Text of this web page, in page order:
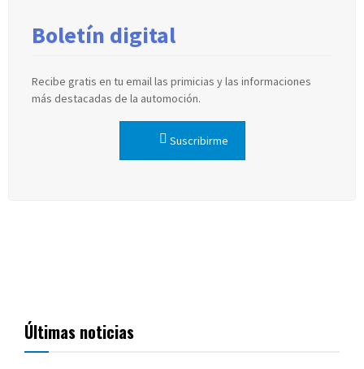
Boletín digital
Recibe gratis en tu email las primicias y las informaciones
más destacadas de la automoción.
Suscribirme
Últimas noticias